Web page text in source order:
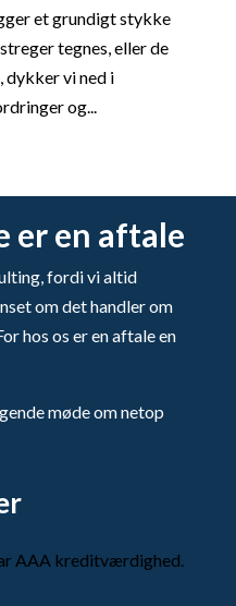
et grundigt stykke
tegnes, eller de
vi ned i
og...
er en aftale
fordi vi altid
om det handler om
hos os er en aftale en
møde om netop